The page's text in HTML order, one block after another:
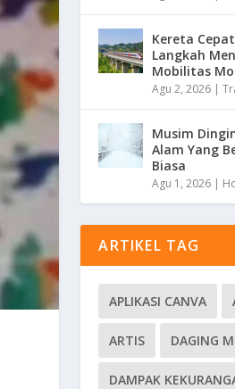
Kereta
Langkah
Mobilitas
Agu 2, 2026 |
Musim
Alam Yang
Biasa
Agu 1, 2026 |
ARTIKEL TAG
APLIKASI CANVA
ARTIS DAGING
DAMPAK